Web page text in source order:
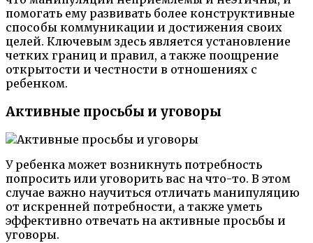
помогать ему развивать более конструктивные
способы коммуникации и достижения своих
целей. Ключевым здесь является установление
четких границ и правил, а также поощрение
открытости и честности в отношениях с
ребенком.
Активные просьбы и уговоры
У ребенка может возникнуть потребность
попросить или уговорить вас на что-то. В этом
случае важно научиться отличать манипуляцию
от искренней потребности, а также уметь
эффективно отвечать на активные просьбы и
уговоры.